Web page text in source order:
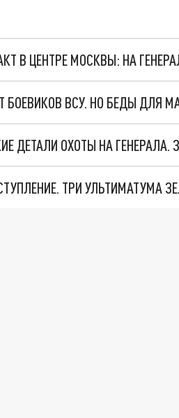
В ЦЕНТРЕ МОСКВЫ: НА
БОЕВИКОВ ВСУ. НО БЕДЫ ДЛЯ